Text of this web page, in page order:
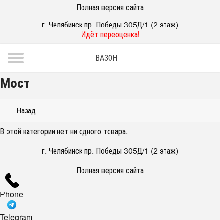
Полная версия сайта
г. Челябинск пр. Победы 305Д/1 (2 этаж)
Идёт переоценка!
ВАЗОН
Мост
Назад
В этой категории нет ни одного товара.
г. Челябинск пр. Победы 305Д/1 (2 этаж)
Полная версия сайта
Phone
Telegram